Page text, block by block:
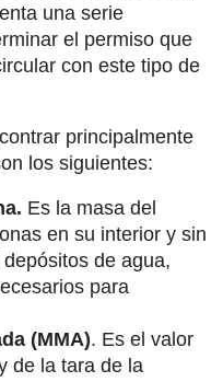
una serie
el permiso que
con este tipo de
principalmente
los siguientes:
Es la masa del
en su interior y sin
de agua,
para
(MMA). Es el valor
de la tara de la